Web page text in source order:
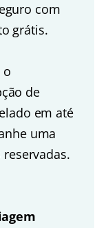
com
grátis.
o
de
em até
uma